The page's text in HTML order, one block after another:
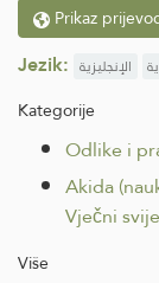
Prikaz
Jezik: الإنجليزية
Kategorije
Odlike i
Akida
Vječni
Više